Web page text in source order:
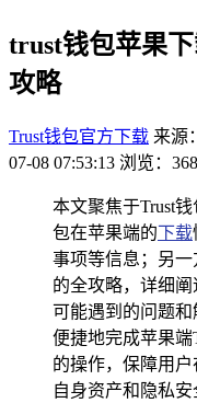
trust钱包苹果
攻略
Trust钱包官方下载 来源
07-08 07:53:13 浏览：368
本文聚焦于Trust
包在苹果端的下载
事项等信息；另一
的全攻略，详细
可能遇到的问题和
便捷地完成苹果端
的操作，保障用
自身资产和隐私安